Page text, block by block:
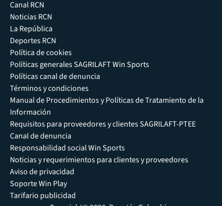
Canal RCN
Noticias RCN
La República
Deportes RCN
Política de cookies
Políticas generales SAGRILAFT Win Sports
Políticas canal de denuncia
Términos y condiciones
Manual de Procedimientos y Políticas de Tratamiento de la
Información
Requisitos para proveedores y clientes SAGRILAFT-PTEE
Canal de denuncia
Responsabilidad social Win Sports
Noticias y requerimientos para clientes y proveedores
Aviso de privacidad
Soporte Win Play
Tarifario publicidad